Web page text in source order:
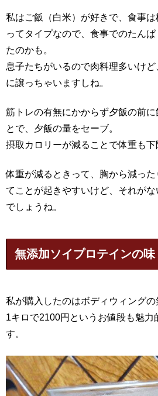
私はご飯（白米）が好きで、食事
ってタイプなので、食事でのたん
たのかも。
息子たちがいるので肉料理多いけ
に譲っちゃいますしね。
筋トレの有無にかからず夕飯の前に
とで、夕飯の量をセーブ。
摂取カロリーが減ることで体重も下
体重が減るときって、胸から減っ
てことが起きやすいけど、それが
でしょうね。
無添加ソイプロテインの味
私が購入したのはボディウィングの
1キロで2100円というお値段も魅力
す。